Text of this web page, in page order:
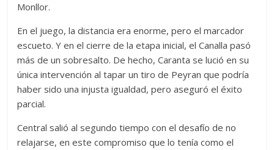
Monllor.
En el juego, la distancia era enorme, pero el marcador
escueto. Y en el cierre de la etapa inicial, el Canalla pasó
más de un sobresalto. De hecho, Caranta se lució en su
única intervención al tapar un tiro de Peyran que podría
haber sido una injusta igualdad, pero aseguró el éxito
parcial.
Central salió al segundo tiempo con el desafío de no
relajarse, en este compromiso que lo tenía como el